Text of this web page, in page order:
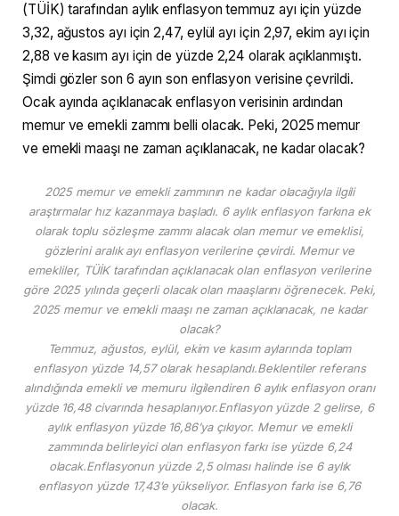
(TÜİK) tarafından aylık enflasyon temmuz ayı için yüzde
3,32, ağustos ayı için 2,47, eylül ayı için 2,97, ekim ayı için
2,88 ve kasım ayı için de yüzde 2,24 olarak açıklanmıştı.
Şimdi gözler son 6 ayın son enflasyon verisine çevrildi.
Ocak ayında açıklanacak enflasyon verisinin ardından
memur ve emekli zammı belli olacak. Peki, 2025 memur
ve emekli maaşı ne zaman açıklanacak, ne kadar olacak?
2025 memur ve emekli zammının ne kadar olacağıyla ilgili
araştırmalar hız kazanmaya başladı. 6 aylık enflasyon farkına ek
olarak toplu sözleşme zammı alacak olan memur ve emeklisi,
gözlerini aralık ayı enflasyon verilerine çevirdi. Memur ve
emekliler, TÜİK tarafından açıklanacak olan enflasyon verilerine
göre 2025 yılında geçerli olacak olan maaşlarını öğrenecek. Peki,
2025 memur ve emekli maaşı ne zaman açıklanacak, ne kadar
olacak?
Temmuz, ağustos, eylül, ekim ve kasım aylarında toplam
enflasyon yüzde 14,57 olarak hesaplandı.Beklentiler referans
alındığında emekli ve memuru ilgilendiren 6 aylık enflasyon oranı
yüzde 16,48 civarında hesaplanıyor.Enflasyon yüzde 2 gelirse, 6
aylık enflasyon yüzde 16,86’ya çıkıyor. Memur ve emekli
zammında belirleyici olan enflasyon farkı ise yüzde 6,24
olacak.Enflasyonun yüzde 2,5 olması halinde ise 6 aylık
enflasyon yüzde 17,43’e yükseliyor. Enflasyon farkı ise 6,76
olacak.